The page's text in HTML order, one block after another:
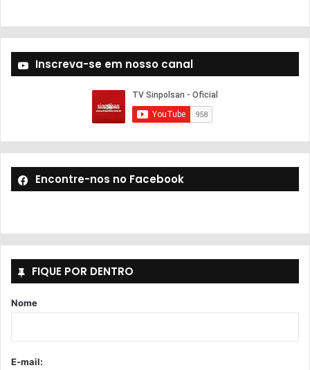
Inscreva-se em nosso canal
Encontre-nos no Facebook
FIQUE POR DENTRO
Nome
E-mail: